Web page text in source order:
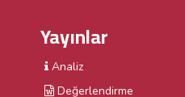
Yayınlar
Analiz
Değerlendirme